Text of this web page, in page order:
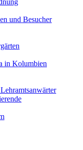
und Besucher
in Kolumbien